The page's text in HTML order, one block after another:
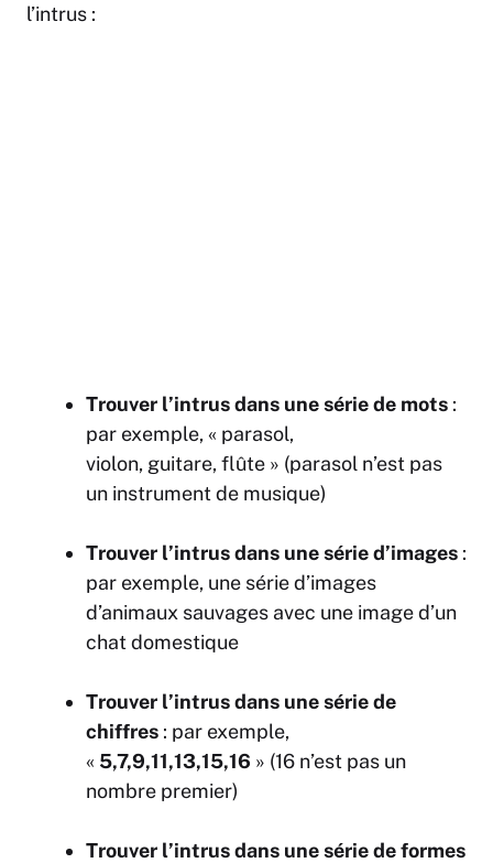
l’intrus :
Trouver l’intrus dans une série de mots :
par exemple, « parasol,
violon, guitare, flûte » (parasol n’est pas
un instrument de musique)
Trouver l’intrus dans une série d’images :
par exemple, une série d’images
d’animaux sauvages avec une image d’un
chat domestique
Trouver l’intrus dans une série de
chiffres : par exemple,
« 5,7,9,11,13,15,16 » (16 n’est pas un
nombre premier)
Trouver l’intrus dans une série de formes